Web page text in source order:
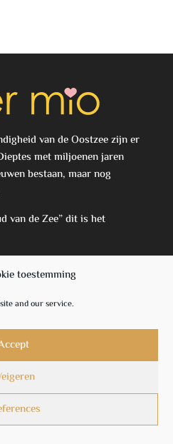
toestemming
and our service.
van de Oostzee zijn er
met miljoenen jaren
bestaan, maar nog
van de Zee” dit is het
charme van amber